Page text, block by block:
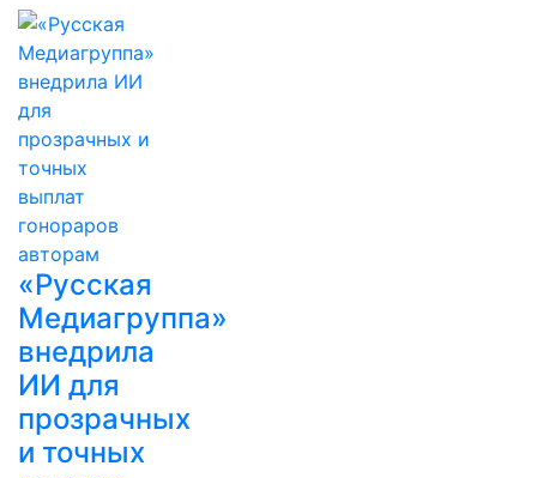
«Русская
Медиагруппа»
внедрила
ИИ для
прозрачных
и точных